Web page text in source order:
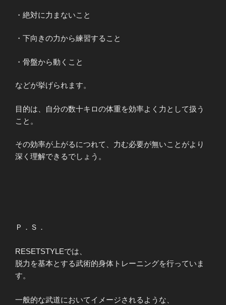
・絶対に力まないこと
・下向きの力から練習すること
・骨盤から動くこと
などが挙げられます。
目的は、自分の数十キロの体重を効率よく力として扱う
こと。
その効率が上がるにつれて、力む必要が無いことがより
深く理解できるでしょう。
Ｐ．Ｓ．
RESETSTYLEでは、
脱力を基本とする武術的身体トレーニングを行っていま
す。
一般的な武道においてイメージされるような、